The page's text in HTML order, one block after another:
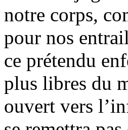
notre corps,
pour nos
ce prétendu
plus libres du
ouvert vers